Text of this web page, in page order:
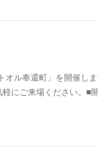
オル奉還町」を開催し
にご来場ください。■